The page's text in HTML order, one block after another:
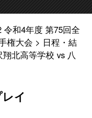
令和4年度 第75回全
権大会
日程・結
北高等学校 vs 八
イ